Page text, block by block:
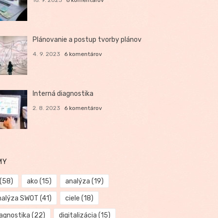
Plánovanie a postup tvorby plánov
4. 9. 2023 6 komentárov
Interná diagnostika
2. 8. 2023 6 komentárov
ako (15) analýza (19)
SWOT (41) ciele (18)
(22) digitalizácia (15)